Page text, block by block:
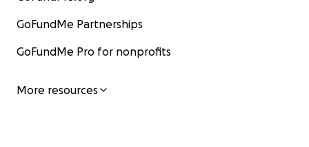
GoFundMe Partnerships
GoFundMe Pro for nonprofits
More resources